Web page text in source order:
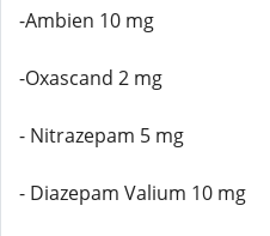
-Ambien 10 mg
-Oxascand 2 mg
- Nitrazepam 5 mg
- Diazepam Valium 10 mg